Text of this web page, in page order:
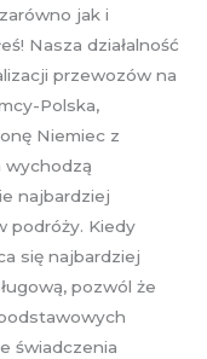
jak i
Nasza działalność
przewozów na
Polska,
Niemiec z
wychodzą
najbardziej
podróży. Kiedy
się najbardziej
pozwól że
świadczenia